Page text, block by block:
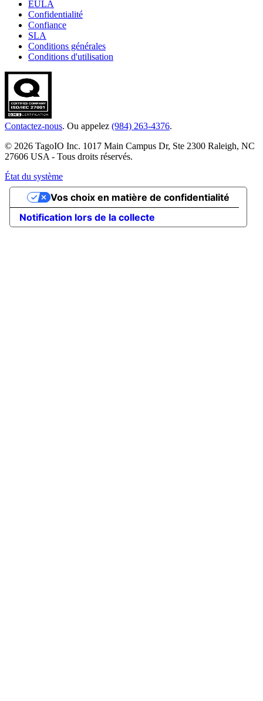
EULA
Confidentialité
Confiance
SLA
Conditions générales
Conditions d'utilisation
Contactez-nous. Ou appelez (984) 263-4376.
© 2026 TagoIO Inc. 1017 Main Campus Dr, Ste 2300 Raleigh, NC
27606 USA - Tous droits réservés.
État du système
Notification lors de la collecte
Vos choix en matière de confidentialité